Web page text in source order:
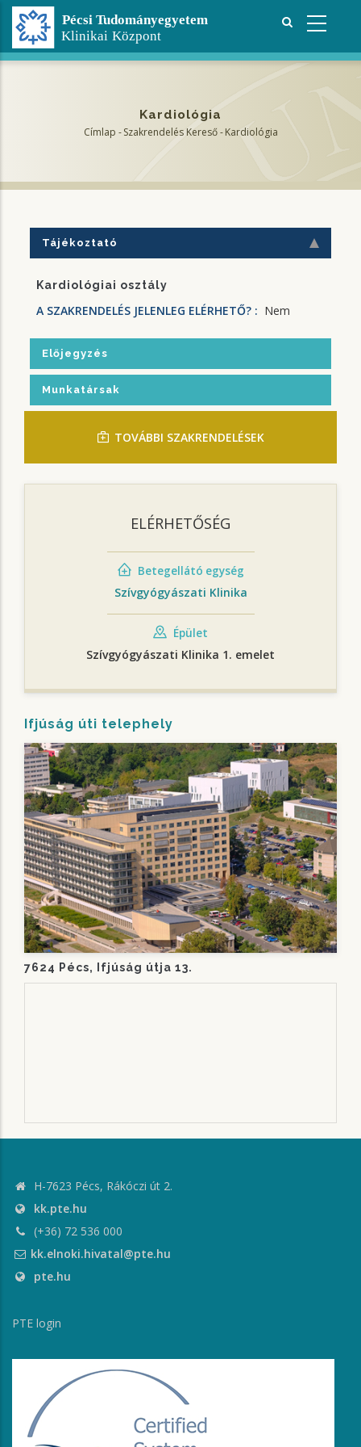
Ugrás
tartalomra
Kardiológia
Címlap - Szakrendelés Kereső - Kardiológia
Tájékoztató
Kardiológiai osztály
A SZAKRENDELÉS JELENLEG ELÉRHETŐ? : Nem
Előjegyzés
Munkatársak
TOVÁBBI SZAKRENDELÉSEK
ELÉRHETŐSÉG
Betegellátó egység
Szívgyógyászati Klinika
Épület
Szívgyógyászati Klinika 1. emelet
Ifjúság úti telephely
7624 Pécs, Ifjúság útja 13.
H-7623 Pécs, Rákóczi út 2.
kk.pte.hu
(+36) 72 536 000
kk.elnoki.hivatal@pte.hu
pte.hu
PTE login